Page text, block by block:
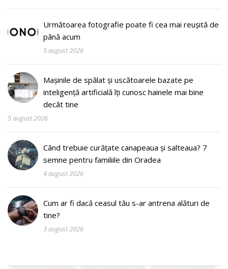
Următoarea fotografie poate fi cea mai reușită de
până acum
5 august 2026
Mașinile de spălat și uscătoarele bazate pe
inteligență artificială îți cunosc hainele mai bine
decât tine
5 august 2026
Când trebuie curățate canapeaua și salteaua? 7
semne pentru familiile din Oradea
4 august 2026
Cum ar fi dacă ceasul tău s-ar antrena alături de
tine?
3 august 2026